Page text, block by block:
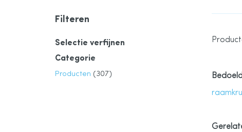
Filteren
Selectie verfijnen
Categorie
Producten 307
product